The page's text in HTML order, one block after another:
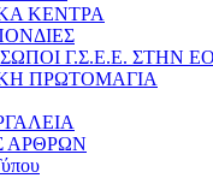
ΚΕΝΤΡΑ
Γ.Σ.Ε.Ε. ΣΤΗΝ
ΠΡΩΤΟΜΑΓΙΑ
ΑΡΘΡΩΝ